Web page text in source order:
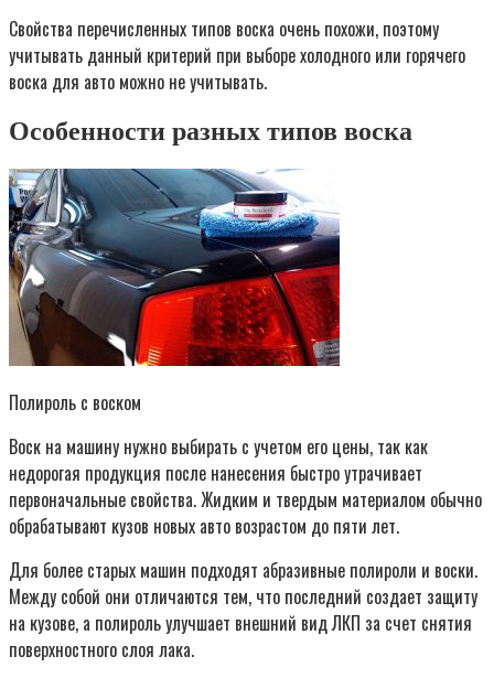
Свойства перечисленных типов воска очень похожи, поэтому
учитывать данный критерий при выборе холодного или горячего
воска для авто можно не учитывать.
Особенности разных типов воска
Полироль с воском
Воск на машину нужно выбирать с учетом его цены, так как
недорогая продукция после нанесения быстро утрачивает
первоначальные свойства. Жидким и твердым материалом обычно
обрабатывают кузов новых авто возрастом до пяти лет.
Для более старых машин подходят абразивные полироли и воски.
Между собой они отличаются тем, что последний создает защиту
на кузове, а полироль улучшает внешний вид ЛКП за счет снятия
поверхностного слоя лака.